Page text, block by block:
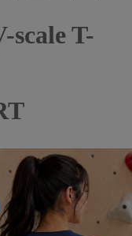
scale T-